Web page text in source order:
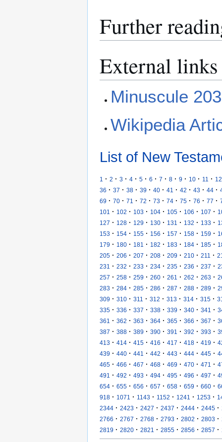
Further
External links
Minuscule 203
Wikipedia
List of New
1 · 2 · 3 · 4 · 5 · 6 · 7 · 8 · 9 · 10 · 11 · 12
36 · 37 · 38 · 39 · 40 · 41 · 42 · 43 · 44 ·
69 · 70 · 71 · 72 · 73 · 74 · 75 · 76 · 77 ·
101
· 102 · 103 · 104 · 105 · 106 · 107 ·
127 · 128 · 129 · 130 · 131 · 132 · 133 ·
153 · 154 · 155 · 156 · 157 · 158 · 159 ·
179 · 180 · 181 · 182 · 183 · 184 · 185 ·
205 · 206 · 207 · 208 · 209 · 210 · 211 ·
231
· 232 · 233 · 234 · 235 · 236 · 237 ·
257 · 258 · 259 · 260 · 261 · 262 · 263 ·
283 · 284 · 285 · 286 · 287 · 288 · 289 ·
309 · 310 · 311 · 312 · 313 · 314 · 315 ·
335 · 336 · 337 · 338 · 339 · 340 · 341 ·
361
· 362 · 363 · 364 · 365 · 366 · 367 ·
387 · 388 · 389 · 390 · 391 · 392 · 393 ·
413 · 414 · 415 · 416 · 417 · 418 · 419 ·
439 · 440 · 441 · 442 · 443 · 444 · 445 ·
465 · 466 · 467 · 468 · 469 · 470 · 471 ·
491
· 492 · 493 · 494 · 495 · 496 · 497 ·
654 · 655 · 656 · 657 · 658 · 659 · 660 ·
918 · 1071 · 1143 · 1152 · 1241 · 1253 ·
2344 · 2423 · 2427 · 2437 · 2444 · 2445 ·
2766 · 2767 · 2768 · 2793 · 2802 · 2803 ·
2819 · 2820 · 2821 · 2855 · 2856 · 2857 ·